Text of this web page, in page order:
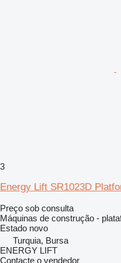
3
Energy Lift SR1023D
Preço sob consulta
Máquinas de construção -
Estado novo
Turquia, Bursa
ENERGY LIFT
Contacte o vendedor